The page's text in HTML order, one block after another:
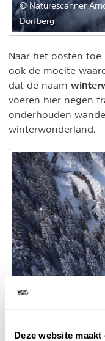
Deze website
© Naturescanner
Dorfberg
Naar het oosten toe
ook de moeite
dat de naam
voeren hier negen
onderhouden
winterwonderland.